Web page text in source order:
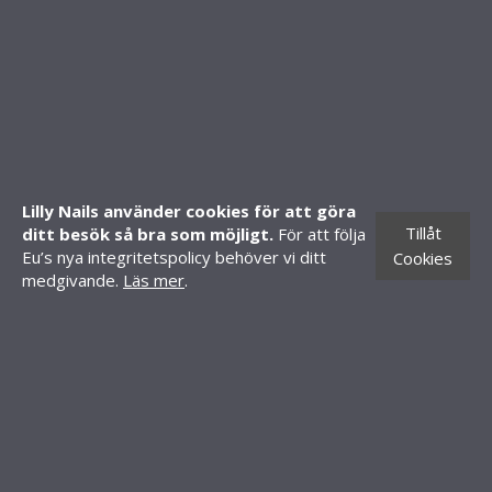
Lilly Nails använder cookies för att göra
ditt besök så bra som möjligt. För att följa
Eu’s nya integritetspolicy behöver vi ditt
medgivande. Läs mer.
Tillåt
Cookies
Butiker
CONTACT INFORMATION
Knäredsgatan 21